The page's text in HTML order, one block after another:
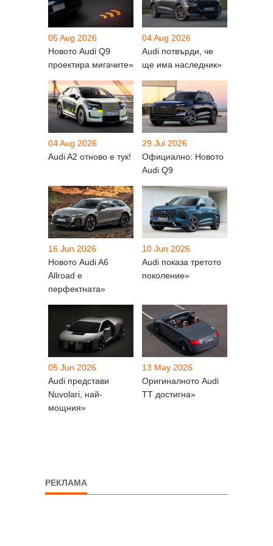
05 Aug 2026
Новото Audi Q9
проектира мигачите»
04 Aug 2026
Audi потвърди, че
ще има наследник»
04 Aug 2026
Audi A2 отново е тук!
29 Jul 2026
Официално: Новото
Audi Q9
16 Jun 2026
Новото Audi A6
Allroad е
перфектната»
10 Jun 2026
Audi показа третото
поколение»
05 Jun 2026
Audi представи
Nuvolari, най-
мощния»
13 May 2026
Оригиналното Audi
TT достигна»
РЕКЛАМА